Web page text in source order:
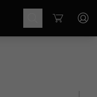
Cart